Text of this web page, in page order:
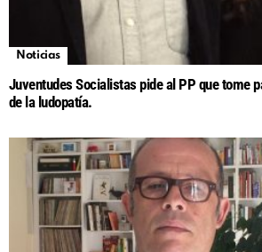
Noticias
Juventudes Socialistas pide al PP que tome
de la ludopatía.